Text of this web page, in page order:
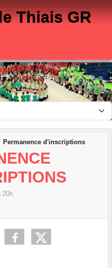
Thiais GR
Permanence d'inscriptions
20h